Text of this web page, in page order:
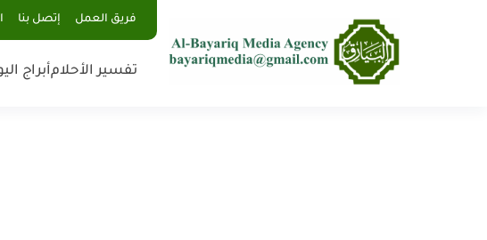
فريق العمل إتصل بنا
تفسير الأحلامأبراج